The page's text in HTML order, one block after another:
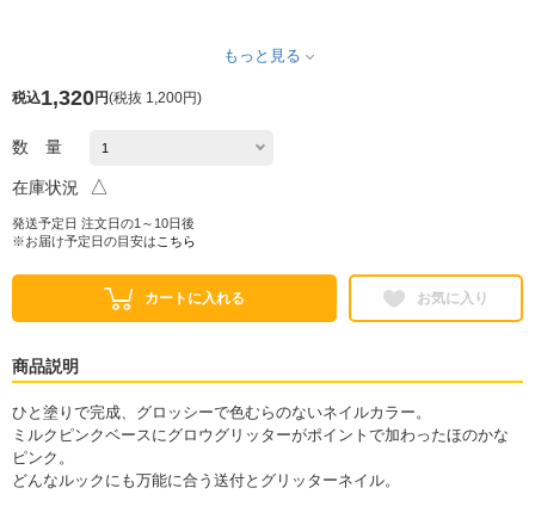
もっと見る
税込1,320円(税抜 1,200円)
数 量
在庫状況 △
発送予定日 注文日の1～10日後
※お届け予定日の目安は こちら
カートに入れる お気に入り
商品説明
ひと塗りで完成、グロッシーで色むらのないネイルカラー。
ミルクピンクベースにグロウグリッターがポイントで加わったほのかな
ピンク。
どんなルックにも万能に合う送付とグリッターネイル。